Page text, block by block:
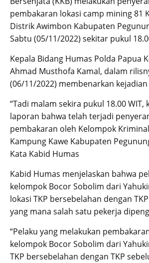
pembakaran lokasi camp mining 81
Distrik Awimbon Kabupaten
Sabtu (05/11/2022) sekitar pukul
Kepala Bidang Humas Polda Papua
Ahmad Musthofa Kamal, dalam
(06/11/2022) membenarkan
“Tadi malam sekira pukul 18.00
laporan bahwa telah terjadi
pembakaran oleh Kelompok
Kampung Kawe Kabupaten
Kata Kabid Humas
Kabid Humas menjelaskan bahwa
kelompok Bocor Sobolim dari
lokasi TKP bersebelahan dengan
yang mana salah satu pekerja
“Pelaku yang melakukan
kelompok Bocor Sobolim dari
TKP bersebelahan dengan TKP